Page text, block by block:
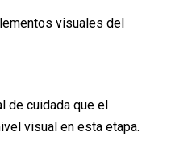
visuales del
de cuidada que el
visual en esta etapa.